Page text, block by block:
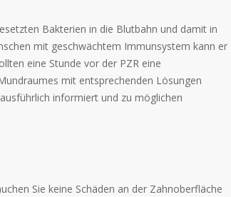
Bakterien in die Blutbahn und damit in
mit geschwächtem Immunsystem kann er
eine Stunde vor der PZR eine
mit entsprechenden Lösungen
informiert und zu möglichen
Sie keine Schäden an der Zahnoberfläche